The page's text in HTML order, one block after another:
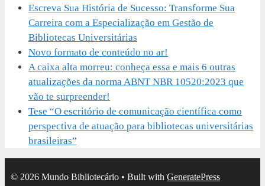
Escreva Sua História de Sucesso: Transforme Sua
Carreira com a Especialização em Gestão de
Bibliotecas Universitárias
Novo formato de conteúdo no ar!
A caixa alta morreu: conheça essa e mais 6 outras
atualizações da norma ABNT NBR 10520:2023 que
vão te surpreender!
Tese “O escritório de comunicação científica como
perspectiva de atuação para bibliotecas universitárias
brasileiras”
© 2026 Mundo Bibliotecário • Built with GeneratePress